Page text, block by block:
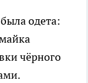
была одета:
чёрного